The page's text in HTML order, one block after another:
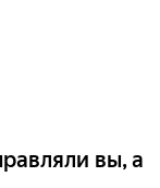
вы, а